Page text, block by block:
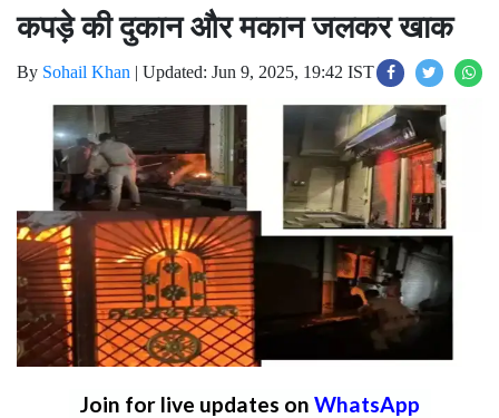
कपड़े की दुकान और मकान जलकर खाक
By Sohail Khan | Updated: Jun 9, 2025, 19:42 IST
Join for live updates on WhatsApp